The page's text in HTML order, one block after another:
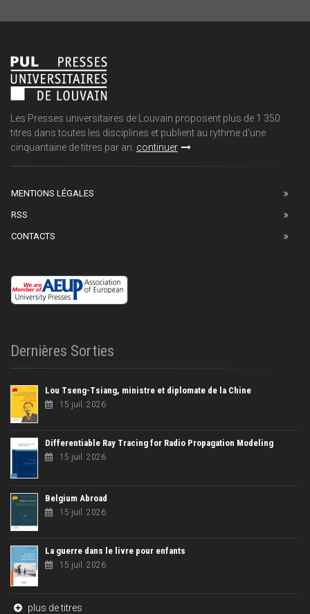
Les Presses universitaires de Louvain proposent plus de 1 350
titres dans toutes les disciplines et publient au rythme d'une
cinquantaine de titres par an. continuer
MENTIONS LÉGALES
RSS
CONTACTS
Dernières Sorties
Lou Tseng-Tsiang, ministre et diplomate de la Chine
15 juil. 2026
Differentiable Ray Tracing for Radio Propagation Modeling
15 juil. 2026
Belgium Abroad
15 juil. 2026
La guerre dans le livre pour enfants
15 juil. 2026
plus de titres